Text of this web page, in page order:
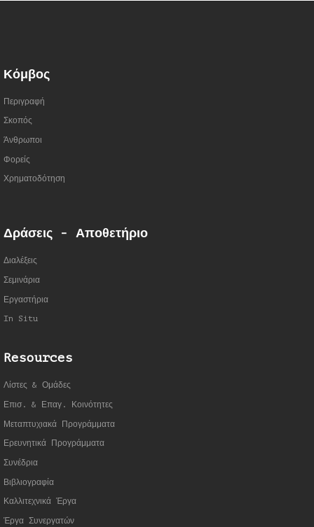
Κόμβος
Περιγραφή
Σκοπός
Άνθρωποι
Φορείς
Χρηματοδότηση
Δράσεις - Αποθετήριο
Διαλέξεις
Σεμινάρια
Εργαστήρια
In Situ
Resources
Λίστες & Ομάδες
Επισ. & Επαγ. Κοινότητες
Μεταπτυχιακά Προγράμματα
Ερευνητικά Προγράμματα
Συνέδρια
Βιβλιογραφία
Καλλιτεχνικά Έργα
Έργα Συνεργατών